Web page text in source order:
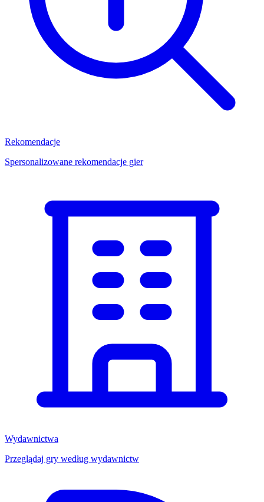
Rekomendacje
Spersonalizowane rekomendacje gier
Wydawnictwa
Przeglądaj gry według wydawnictw